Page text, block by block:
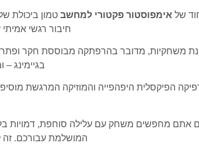
של אימפוסטור פקטורי למחשב טמון ביכולת
חיבור רגשי
משחקיות, מדובר בהרפתקה מבוססת חקר
בגיימינג
הפיקסלית היפהפייה והמוזיקה המרגשת
אתם מחפשים משחק עם עלילה סוחפת, דמויות
המושלמת עבורכם. זה